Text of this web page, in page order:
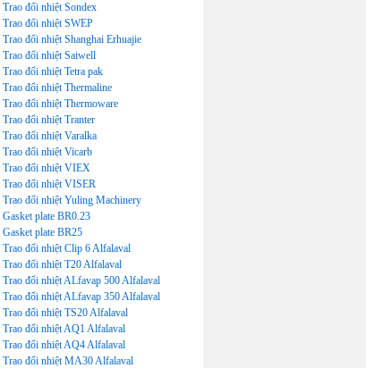
Trao đổi nhiệt Sondex
Trao đổi nhiệt SWEP
Trao đổi nhiệt Shanghai Erhuajie
Trao đổi nhiệt Saiwell
Trao đổi nhiệt Tetra pak
Trao đổi nhiệt Thermaline
Trao đổi nhiệt Thermoware
Trao đổi nhiệt Tranter
Trao đổi nhiệt Varalka
Trao đổi nhiệt Vicarb
Trao đổi nhiệt VIEX
Trao đổi nhiệt VISER
Trao đổi nhiệt Yuling Machinery
Gasket plate BR0.23
Gasket plate BR25
Trao đổi nhiệt Clip 6 Alfalaval
Trao đổi nhiệt T20 Alfalaval
Trao đổi nhiệt ALfavap 500 Alfalaval
Trao đổi nhiệt ALfavap 350 Alfalaval
Trao đổi nhiệt TS20 Alfalaval
Trao đổi nhiệt AQ1 Alfalaval
Trao đổi nhiệt AQ4 Alfalaval
Trao đổi nhiệt MA30 Alfalaval